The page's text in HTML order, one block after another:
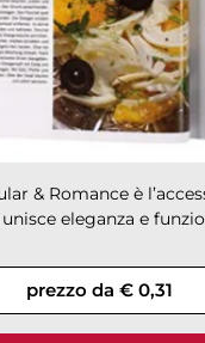
& Romance è
eleganza e
prezzo da € 0,31